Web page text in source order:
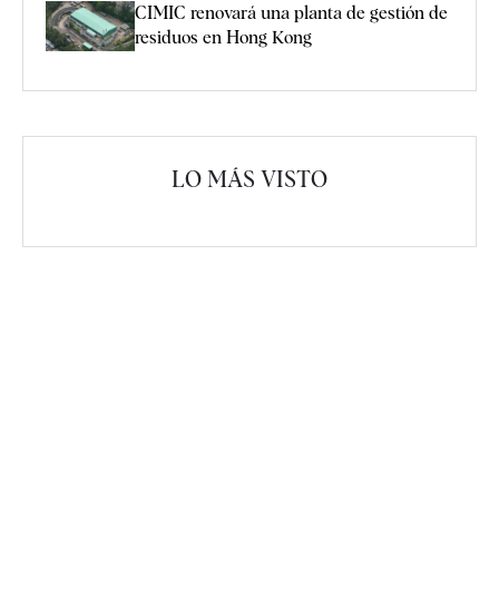
CIMIC renovará una planta de gestión de
residuos en Hong Kong
LO MÁS VISTO